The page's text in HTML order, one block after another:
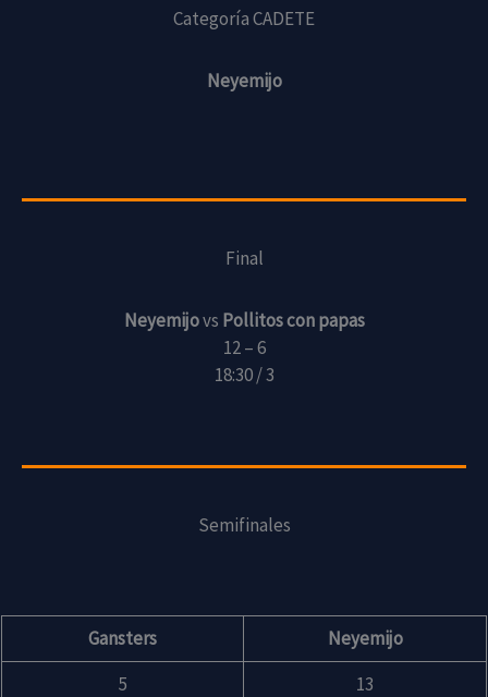
Categoría CADETE
Neyemijo
Final
Neyemijovs Pollitos con papas
12 – 6
18:30 / 3
Semifinales
Gansters
Neyemijo
5
13